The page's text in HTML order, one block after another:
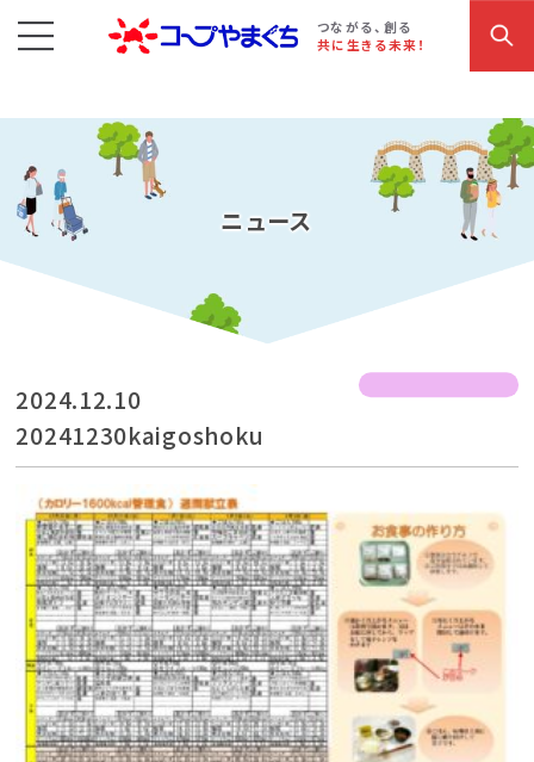
つながる、創る
共に生きる未来！
コープやまぐち お買い物・サービス こだわり商品 参加・イベント情報
ニュース
2024.12.10
20241230kaigoshoku